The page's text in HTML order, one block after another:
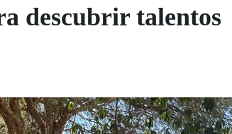
descubrir talentos